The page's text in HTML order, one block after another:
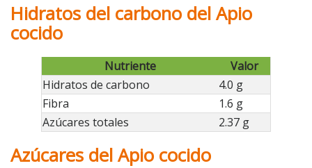
Hidratos del carbono del Apio
cocido
Nutriente
Valor
Hidratos de carbono
4.0 g
Fibra
1.6 g
Azúcares totales
2.37 g
Azúcares del Apio cocido